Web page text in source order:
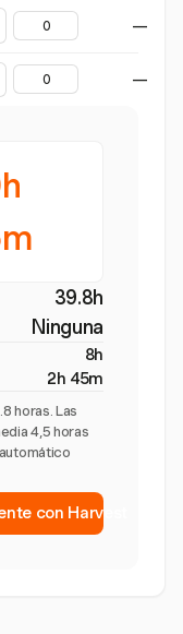
—
—
39.8h
Ninguna
8h
2h 45m
horas. Las
4,5 horas
con Harvest